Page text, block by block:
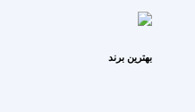
بهترین برند